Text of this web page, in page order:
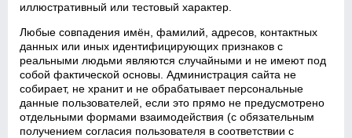
иллюстративный или тестовый характер.
Любые совпадения имён, фамилий, адресов, контактных
данных или иных идентифицирующих признаков с
реальными людьми являются случайными и не имеют под
собой фактической основы. Администрация сайта не
собирает, не хранит и не обрабатывает персональные
данные пользователей, если это прямо не предусмотрено
отдельными формами взаимодействия (с обязательным
получением согласия пользователя в соответствии с